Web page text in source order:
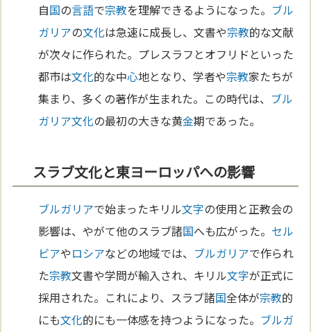
自国の言語で宗教を理解できるようになった。 ブル
ガリアの文化は急速に成長し、文書や宗教的な文献
が次々に作られた。プレスラフとオフリドといった
都市は文化的な中心地となり、学者や宗教家たちが
集まり、多くの著作が生まれた。この時代は、 ブル
ガリア文化の最初の大きな黄金期であった。
スラブ文化と東ヨーロッパへの影響
ブルガリアで始まったキリル文字の使用と正教会の
影響は、やがて他のスラブ諸国へも広がった。 セル
ビアやロシアなどの地域では、 ブルガリアで作られ
た宗教文書や学問が輸入され、キリル文字が正式に
採用された。これにより、スラブ諸国全体が宗教的
にも文化的にも一体感を持つようになった。 ブルガ